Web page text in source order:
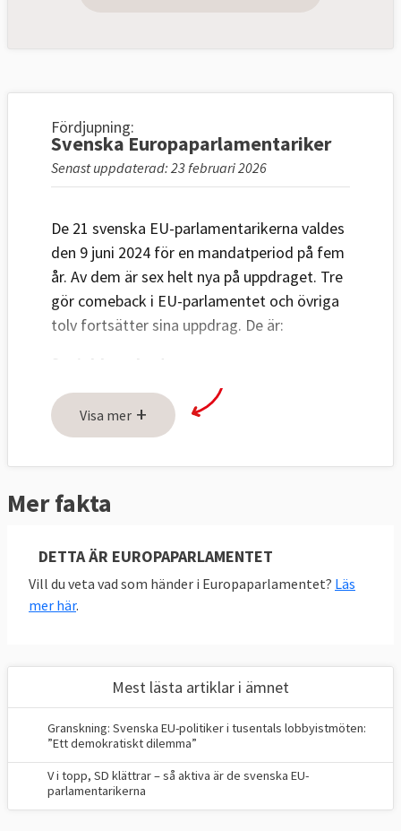
Fördjupning:
Svenska Europaparlamentariker
Senast uppdaterad: 23 februari 2026
De 21 svenska EU-parlamentarikerna valdes
den 9 juni 2024 för en mandatperiod på fem
år. Av dem är sex helt nya på uppdraget. Tre
gör comeback i EU-parlamentet och övriga
tolv fortsätter sina uppdrag. De är:
Socialdemokraterna
Heléne Fritzon
Johan Danielsson (comeback)
Sofie Eriksson (ny)
Tomas Tobé
Miljöpartiet
Alice Bah Kuhnke
Pär Holmgren
Isabella Lövin (comeback)
Sverigedemokraterna
Visa mer +
Mer fakta
DETTA ÄR EUROPAPARLAMENTET
Vill du veta vad som händer i Europaparlamentet? Läs
mer här.
Mest lästa artiklar i ämnet
Granskning: Svenska EU-politiker i tusentals lobbyistmöten:
”Ett demokratiskt dilemma”
V i topp, SD klättrar – så aktiva är de svenska EU-
parlamentarikerna